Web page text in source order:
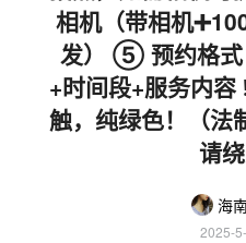
相机（带相机
发） ⑤ 预约格式
+时间段+服务内
触，纯绿色！（法
请绕
海
2025-